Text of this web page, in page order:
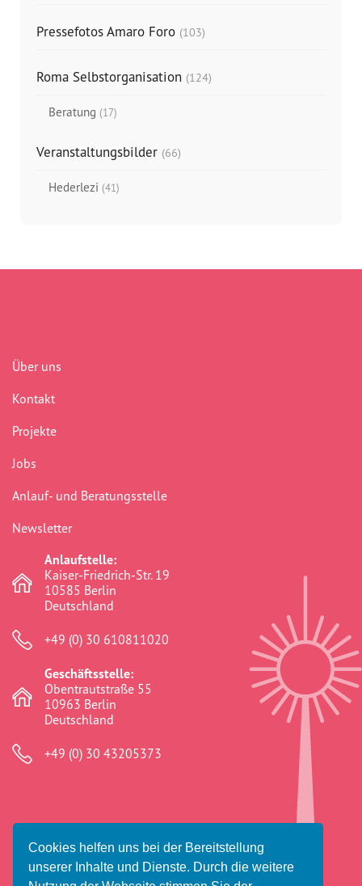
Cookies helfen uns bei der Bereitstellung
unserer Inhalte und Dienste. Durch die weitere
Pressefotos Amaro Foro (103)
Roma Selbstorganisation (124)
Beratung (17)
Veranstaltungsbilder (66)
Hederlezi (41)
Über uns
Kontakt
Projekte
Jobs
Anlauf- und Beratungsstelle
Newsletter
Anlaufstelle:
Kaiser-Friedrich-Str. 19
10585 Berlin
Deutschland
+49 (0) 30 610811020
Geschäftsstelle:
Obentrautstraße 55
10963 Berlin
Deutschland
+49 (0) 30 43205373
© 2026 Amaro Foro e.V.
Impressum
Datenschutz Haftungsausschluss